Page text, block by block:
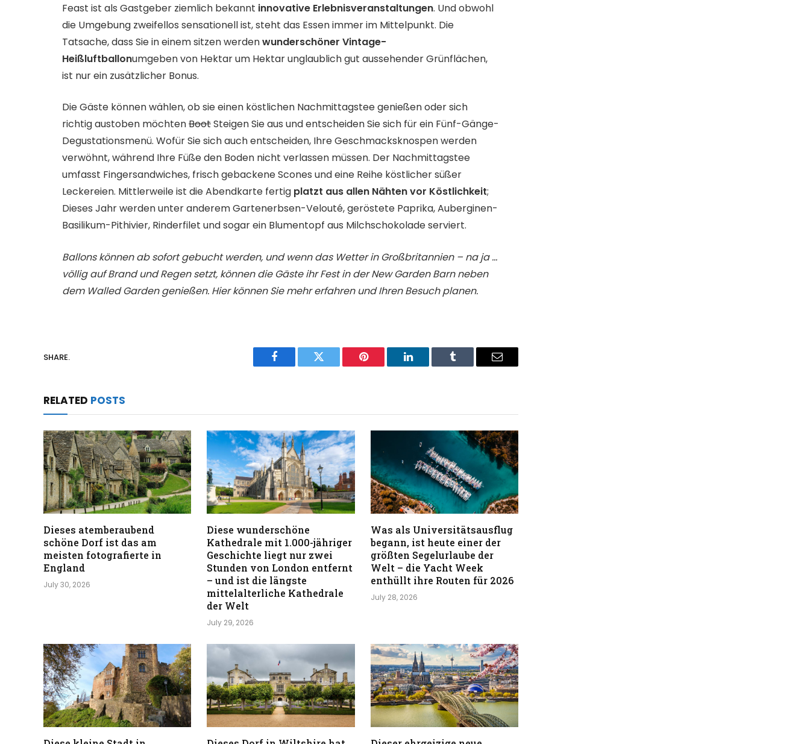
Feast ist als Gastgeber ziemlich bekannt innovative Erlebnisveranstaltungen. Und obwohl
die Umgebung zweifellos sensationell ist, steht das Essen immer im Mittelpunkt. Die
Tatsache, dass Sie in einem sitzen werdenwunderschöner Vintage-
Heißluftballonumgeben von Hektar um Hektar unglaublich gut aussehender Grünflächen,
ist nur ein zusätzlicher Bonus.
Die Gäste können wählen, ob sie einen köstlichen Nachmittagstee genießen oder sich
richtig austoben möchtenBootSteigen Sie aus und entscheiden Sie sich für ein Fünf-Gänge-
Degustationsmenü. Wofür Sie sich auch entscheiden, Ihre Geschmacksknospen werden
verwöhnt, während Ihre Füße den Boden nicht verlassen müssen. Der Nachmittagstee
umfasst Fingersandwiches, frisch gebackene Scones und eine Reihe köstlicher süßer
Leckereien. Mittlerweile ist die Abendkarte fertig platzt aus allen Nähten vor Köstlichkeit;
Dieses Jahr werden unter anderem Gartenerbsen-Velouté, geröstete Paprika, Auberginen-
Basilikum-Pithivier, Rinderfilet und sogar ein Blumentopf aus Milchschokolade serviert.
Ballons können ab sofort gebucht werden, und wenn das Wetter in Großbritannien – na ja …
völlig auf Brand und Regen setzt, können die Gäste ihr Fest in der New Garden Barn neben
dem Walled Garden genießen. Hier können Sie mehr erfahren und Ihren Besuch planen.
SHARE.
Facebook Twitter Pinterest LinkedIn Tumblr Email
RELATED POSTS
Dieses atemberaubend
schöne Dorf ist das am
meisten fotografierte in
England
July 30, 2026
Diese wunderschöne
Kathedrale mit 1.000-jähriger
Geschichte liegt nur zwei
Stunden von London entfernt
– und ist die längste
mittelalterliche Kathedrale
der Welt
July 29, 2026
Was als Universitätsausflug
begann, ist heute einer der
größten Segelurlaube der
Welt – die Yacht Week
enthüllt ihre Routen für 2026
July 28, 2026